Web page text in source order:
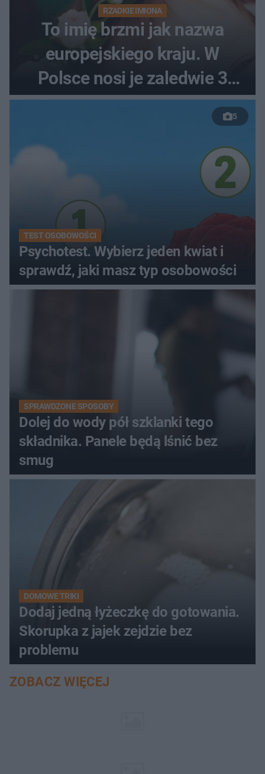
RZADKIE IMIONA
To imię brzmi jak nazwa
europejskiego kraju. W
Polsce nosi je zaledwie 3
kobiety
5
TEST OSOBOWOŚCI
Psychotest. Wybierz jeden kwiat i
sprawdź, jaki masz typ osobowości
SPRAWDZONE SPOSOBY
Dolej do wody pół szklanki tego
składnika. Panele będą lśnić bez
smug
DOMOWE TRIKI
Dodaj jedną łyżeczkę do gotowania.
Skorupka z jajek zejdzie bez
problemu
ZOBACZ WIĘCEJ